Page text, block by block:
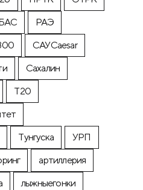
РАЭ
САУCaesar
Сахалин
Т20
Тунгуска
УРП
артиллерия
лыжныегонки